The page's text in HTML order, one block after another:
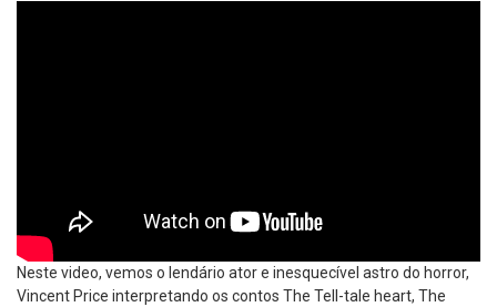
Neste video, vemos o lendário ator e inesquecível astro do horror,
Vincent Price interpretando os contos The Tell-tale heart, The